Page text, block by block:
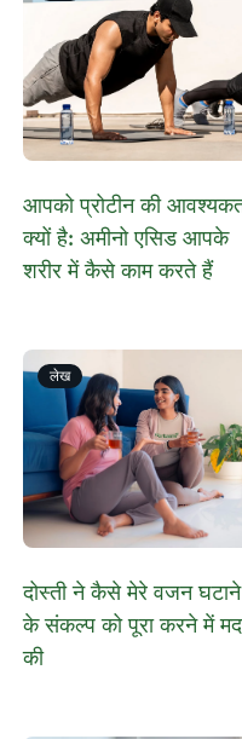
आपको प्रोटीन की
क्यों है: अमीनो एसिड आपके
शरीर में कैसे काम करते हैं
लेख
दोस्ती ने कैसे मेरे वजन घटाने
के संकल्प को पूरा करने में
की